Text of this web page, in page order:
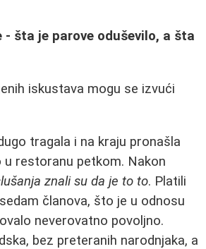
- šta je parove oduševilo, a šta
iskustava mogu se izvući
tragala i na kraju pronašla
u restoranu petkom. Nakon
znali su da je to to. Platili
članova, što je u odnosu
neverovatno povoljno.
bez preteranih narodnjaka, a